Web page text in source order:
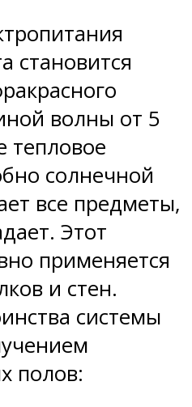
становится
волны от 5
тепловое
солнечной
все предметы,
Этот
применяется
и стен.
системы
полов: